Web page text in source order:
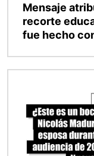
Mensaje
recorte
fue hecho